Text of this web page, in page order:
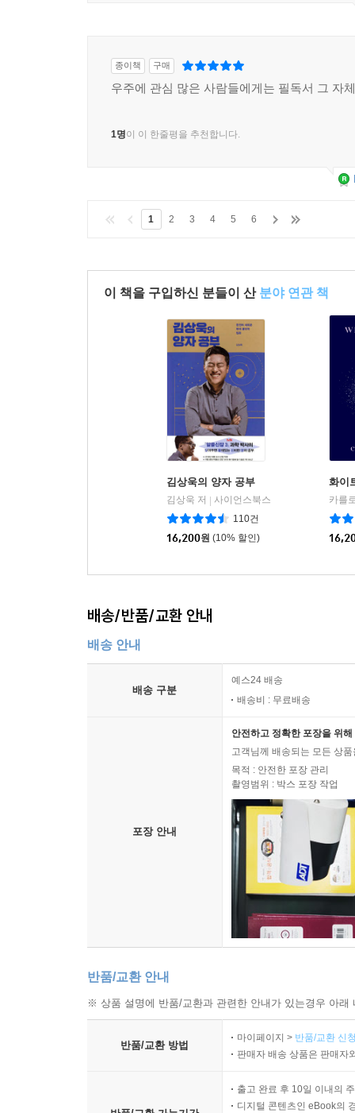
종이책 구매
우주에 관심 많은 사람들에게는 필독서 그 자
1명이 이 한줄평을 추천합니다.
1 2 3 4 5 6
이 책을 구입하신 분들이 산 분야 연관 책
김상욱의 양자 공부
김상욱 저
사이언스북스
110건
16,200원 (10% 할인)
화이
배송/반품/교환 안내
배송 안내
배송 구분
예스24 배송
배송비 : 무료배송
포장 안내
안전하고 정확한 포장을 위
고객님께 배송되는 모든 상
목적 : 안전한 포장 관리
촬영범위 : 박스 포장 작업
반품/교환 안내
※ 상품 설명에 반품/교환과 관련한 안내가 있는경우 아
반품/교환 방법
마이페이지 > 반품/교환 신
판매자 배송 상품은 판매자
출고 완료 후 10일 이내의
디지털 콘텐츠인 eBook의